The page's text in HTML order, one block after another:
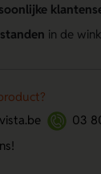
in de
03